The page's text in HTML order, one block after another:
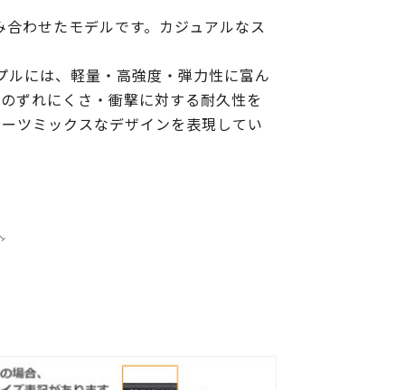
わせたモデルです。カジュアルなス
には、軽量・高強度・弾力性に富ん
ずれにくさ・衝撃に対する耐久性を
ツミックスなデザインを表現してい